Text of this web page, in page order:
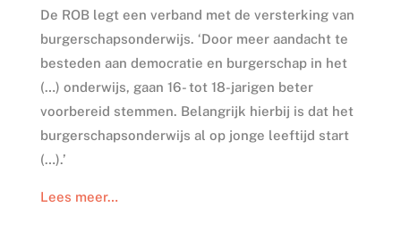
De ROB legt een verband met de versterking van
burgerschapsonderwijs. ‘Door meer aandacht te
besteden aan democratie en burgerschap in het
(…) onderwijs, gaan 16- tot 18-jarigen beter
voorbereid stemmen. Belangrijk hierbij is dat het
burgerschapsonderwijs al op jonge leeftijd start
(…).’
Lees meer…